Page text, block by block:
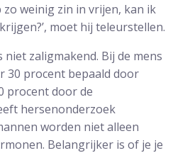
zo weinig zin in vrijen, kan ik
moet hij teleurstellen.
niet zaligmakend. Bij de mens
30 procent bepaald door
procent door de
hersenonderzoek
worden niet alleen
Belangrijker is of je je